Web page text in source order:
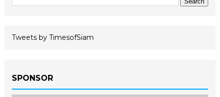
Tweets by TimesofSiam
SPONSOR